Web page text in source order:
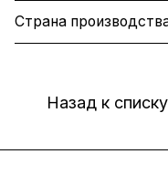
Страна
Назад к списку